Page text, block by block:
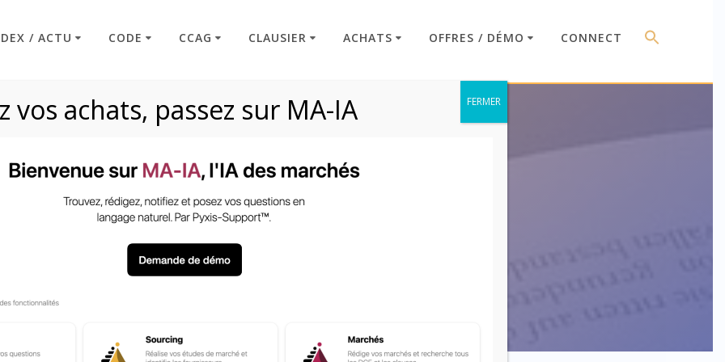
/ ACTU CODE CCAG CLAUSIER ACHATS OFFRES / DÉMO CONNECT
Article R2100-1
Code : Commande Publique
vos achats, passez sur MA-IA FERMER